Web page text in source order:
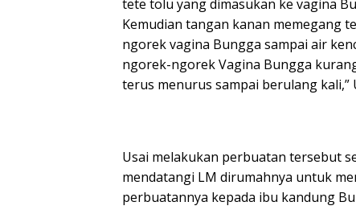
tete tolu yang dimasukan ke vagina
Kemudian tangan kanan memegang
ngorek vagina Bungga sampai air
ngorek-ngorek Vagina Bungga
terus menurus sampai berulang kali,”
Usai melakukan perbuatan tersebut
mendatangi LM dirumahnya untuk
perbuatannya kepada ibu kandung